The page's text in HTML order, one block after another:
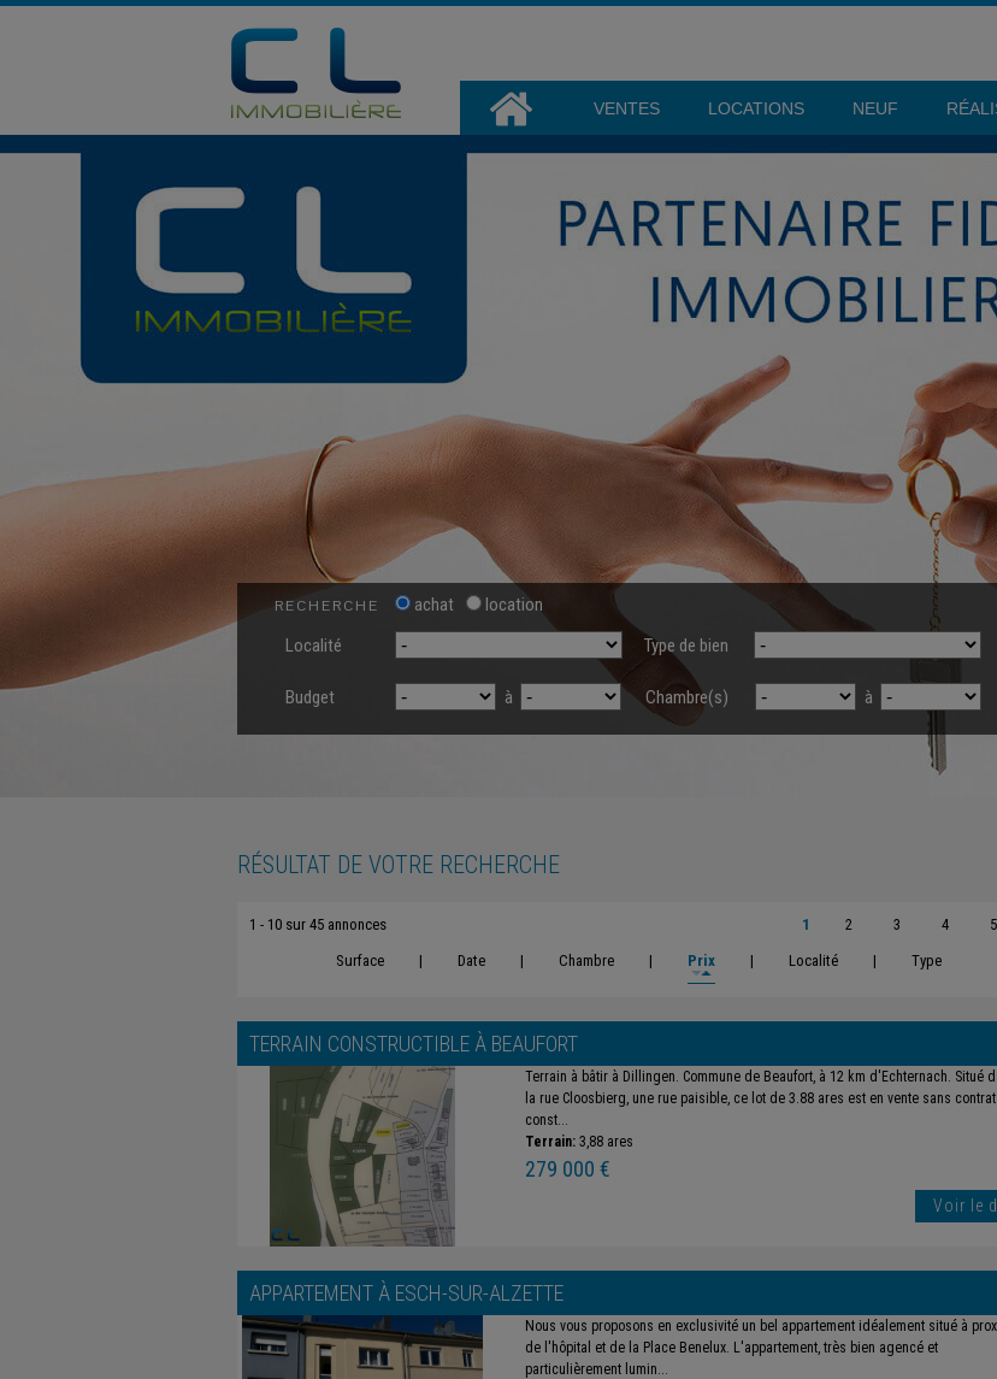
VENTES LOCATIONS NEUF
RECHERCHE achat
location
Localité
Type de bien
Budget à Chambre(s) à
RÉSULTAT DE VOTRE RECHERCHE
1 - 10 sur 45 annonces 1 2 3 4
5
Surface
| Date | Chambre | Prix | Localité | Type
TERRAIN CONSTRUCTIBLE À BEAUFORT
Terrain à bâtir à Dillingen. Commune de Beaufort, à 12 km d'Echternach. Situé
la rue Cloosbierg, une rue paisible, ce lot de 3.88 ares est en vente sans
const...
Terrain: 3,88 ares
279 000 €
Voir le
APPARTEMENT À ESCH-SUR-ALZETTE
Nous vous proposons en exclusivité un bel appartement idéalement situé à
de l'hôpital et de la Place Benelux. L'appartement, très bien agencé et
particulièrement lumin...